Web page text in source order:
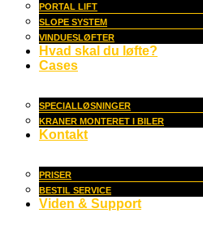
PORTAL LIFT
SLOPE SYSTEM
VINDUESLØFTER
Hvad skal du løfte?
Cases
SPECIALLØSNINGER
KRANER MONTERET I BILER
Kontakt
PRISER
BESTIL SERVICE
Viden & Support